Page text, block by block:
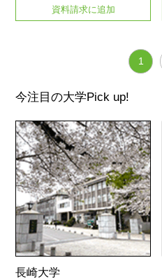
資料請求に追加
1
今注目の大学Pick up!
長崎大学